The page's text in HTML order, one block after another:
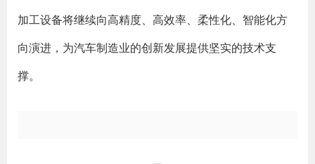
加工设备将继续向高精度、高效率、柔性化、智能化方
向演进，为汽车制造业的创新发展提供坚实的技术支
撑。